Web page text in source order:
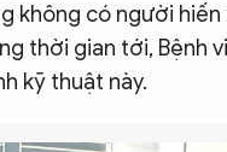
không có người
thời gian tới, Bệnh
kỹ thuật này.